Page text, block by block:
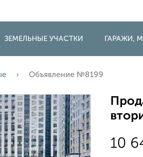
ЗЕМЕЛЬНЫЕ УЧАСТКИ ГАРАЖИ,
Объявление №8199
10